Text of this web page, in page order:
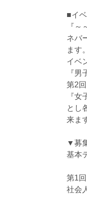
■イ
『
ネバ
ます。
イベ
『男
第2
『女
とし
来ま
▼募
基本
第1
社会